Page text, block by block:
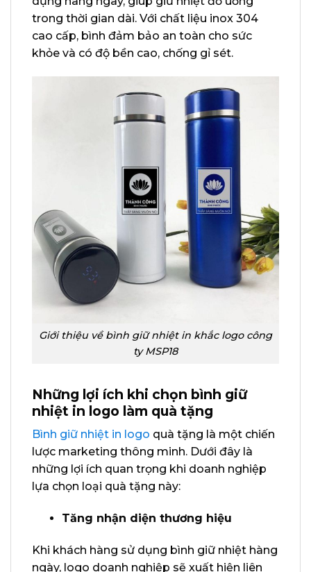
trong thời gian dài. Với chất liệu inox 304
cao cấp, bình đảm bảo an toàn cho sức
khỏe và có độ bền cao, chống gỉ sét.
Giới thiệu về bình giữ nhiệt in khắc logo công
ty MSP18
Những lợi ích khi chọn bình giữ
nhiệt in logo làm quà tặng
Bình giữ nhiệt in logo quà tặng là một chiến
lược marketing thông minh. Dưới đây là
những lợi ích quan trọng khi doanh nghiệp
lựa chọn loại quà tặng này:
Tăng nhận diện thương hiệu
Khi khách hàng sử dụng bình giữ nhiệt hàng
ngày, logo doanh nghiệp sẽ xuất hiện liên